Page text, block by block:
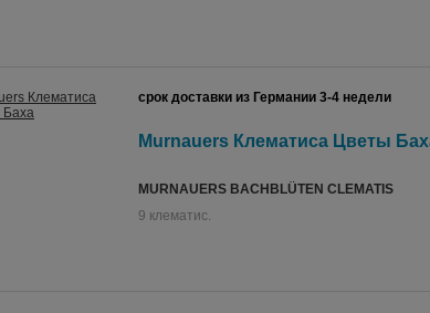
срок доставки из Германии 3-4 недели
Murnauers Клематиса Цветы
MURNAUERS BACHBLÜTEN CLEMATIS
9 клематис.